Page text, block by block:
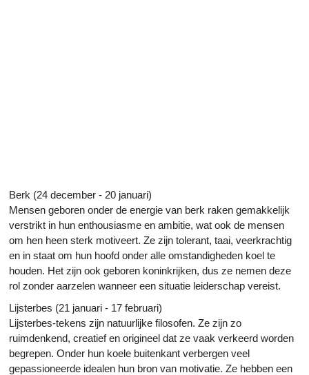
Berk (24 december - 20 januari)
Mensen geboren onder de energie van berk raken gemakkelijk
verstrikt in hun enthousiasme en ambitie, wat ook de mensen
om hen heen sterk motiveert. Ze zijn tolerant, taai, veerkrachtig
en in staat om hun hoofd onder alle omstandigheden koel te
houden. Het zijn ook geboren koninkrijken, dus ze nemen deze
rol zonder aarzelen wanneer een situatie leiderschap vereist.
Lijsterbes (21 januari - 17 februari)
Lijsterbes-tekens zijn natuurlijke filosofen. Ze zijn zo
ruimdenkend, creatief en origineel dat ze vaak verkeerd worden
begrepen. Onder hun koele buitenkant verbergen veel
gepassioneerde idealen hun bron van motivatie. Ze hebben een